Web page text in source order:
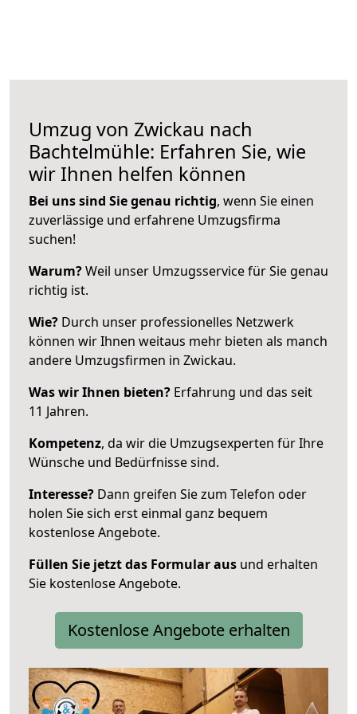
Umzug von Zwickau nach
Bachtelmühle: Erfahren Sie, wie
wir Ihnen helfen können
Bei uns sind Sie genau richtig, wenn Sie einen
zuverlässige und erfahrene Umzugsfirma
suchen!
Warum?Weil unser Umzugsservice für Sie genau
richtig ist.
Wie? Durch unser professionelles Netzwerk
können wir Ihnen weitaus mehr bieten als manch
andere Umzugsfirmen in Zwickau.
Was wir Ihnen bieten? Erfahrung und das seit
11 Jahren.
Kompetenz, da wir die Umzugsexperten für Ihre
Wünsche und Bedürfnisse sind.
Interesse? Dann greifen Sie zum Telefon oder
holen Sie sich erst einmal ganz bequem
kostenlose Angebote.
Füllen Sie jetzt das Formular aus und erhalten
Sie kostenlose Angebote.
Kostenlose Angebote erhalten